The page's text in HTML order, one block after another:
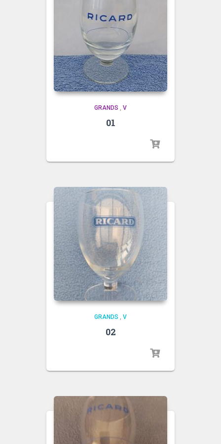
GRANDS , V
01
GRANDS , V
02